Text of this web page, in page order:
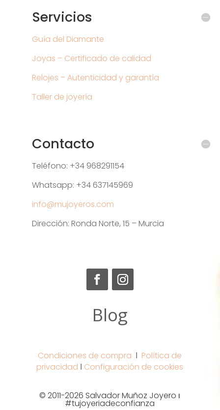
Servicios
Guía del Diamante
Joyas – Certificado de calidad
Relojes – Autenticidad y garantía
Taller de joyería
Contacto
Teléfono: +34 968291154
Whatsapp: +34 637145969
info@mujoyeros.com
Dirección: Ronda Norte, 15 – Murcia
Blog
Condiciones de compra Ι Política de
privacidad Ι Configuración de cookies
© 2011-2026 Salvador Muñoz Joyero ι
#tujoyeriadeconfianza